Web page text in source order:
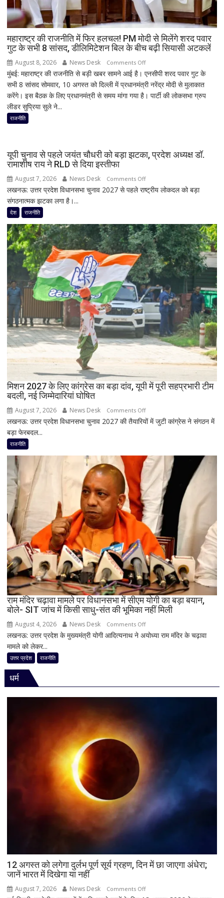
मंथन!
नितिन
नवीन
से
मुलाकात
सियासी
हलचल
महाराष्ट्र की राजनीति में फिर हलचल! PM मोदी से मिलेंगे शरद पवार
गुट के सभी 8 सांसद, डीलिमिटेशन बिल के बीच बढ़ी सियासी अटकलें
August 8, 2026 News Desk Comments Offon
महाराष्ट्र
की
राजनीति
से
पवार
सभी
8
सांसद,
डीलिमिटेशन
बिल
के
बीच
बढ़ी
सियासी
अटकलें
मुंबई: महाराष्ट्र की राजनीति से बड़ी खबर सामने आई है। एनसीपी शरद पवार गुट के
सभी 8 सांसद सोमवार, 10 अगस्त को दिल्ली में प्रधानमंत्री नरेंद्र मोदी से मुलाकात
करेंगे। इस बैठक के लिए प्रधानमंत्री से समय मांगा गया है। पार्टी की लोकसभा ग्रुप
लीडर सुप्रिया सुले ने...
राजनीति
यूपी चुनाव से पहले जयंत चौधरी को बड़ा झटका, प्रदेश अध्यक्ष डॉ.
रामाशीष राय ने RLD से दिया इस्तीफा
August 7, 2026 News Desk Comments Offon
यूपी
पहले
जयंत
चौधरी
को
बड़ा
झटका,
प्रदेश
अध्यक्ष
डॉ.
रामाशीष
राय
ने
से
दिया
इस्तीफा
लखनऊ: उत्तर प्रदेश विधानसभा चुनाव 2027 से पहले राष्ट्रीय लोकदल को बड़ा
संगठनात्मक झटका लगा है।...
देश राजनीति
मिशन 2027 के लिए कांग्रेस का बड़ा दांव, यूपी में पूरी सहप्रभारी टीम
बदली, नई जिम्मेदारियां घोषित
August 7, 2026 News Desk Comments Offon
मिशन
लिए
कांग्रेस
बड़ा
दांव,
यूपी
में
पूरी
सहप्रभारी
टीम
बदली,
नई
जिम्मेदारियां
घोषित
लखनऊ: उत्तर प्रदेश विधानसभा चुनाव 2027 की तैयारियों में जुटी कांग्रेस ने संगठन में
बड़ा फेरबदल...
राजनीति
राम मंदिर चढ़ावा मामले पर विधानसभा में सीएम योगी का बड़ा बयान,
बोले- SIT जांच में किसी साधु-संत की भूमिका नहीं मिली
August 4, 2026 News Desk Comments Offon
राम
विधानसभा
किसी
साधु-
भूमिका
नहीं
लखनऊ: उत्तर प्रदेश के मुख्यमंत्री योगी आदित्यनाथ ने अयोध्या राम मंदिर के चढ़ावा
मामले को लेकर...
उत्तर प्रदेश राजनीति
धर्म
12 अगस्त को लगेगा दुर्लभ पूर्ण सूर्य ग्रहण, दिन में छा जाएगा अंधेरा;
जानें भारत में दिखेगा या नहीं
August 7, 2026 News Desk Comments Offon